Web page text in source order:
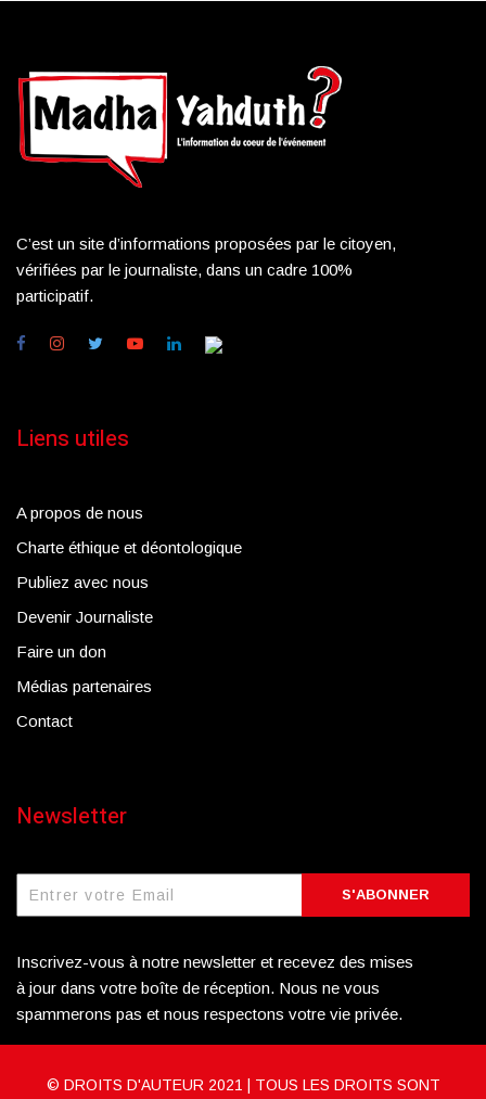
C’est un site d’informations proposées par le citoyen,
vérifiées par le journaliste, dans un cadre 100%
participatif.
Liens utiles
A propos de nous
Charte éthique et déontologique
Publiez avec nous
Devenir Journaliste
Faire un don
Médias partenaires
Contact
Newsletter
S'ABONNER
Inscrivez-vous à notre newsletter et recevez des mises
à jour dans votre boîte de réception. Nous ne vous
spammerons pas et nous respectons votre vie privée.
© DROITS D'AUTEUR 2021 | TOUS LES DROITS SONT